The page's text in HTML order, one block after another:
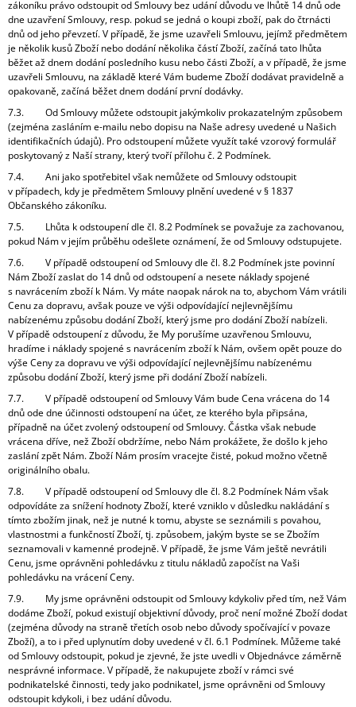
zákoníku právo odstoupit od Smlouvy bez udání důvodu ve lhůtě 14 dnů ode
dne uzavření Smlouvy, resp. pokud se jedná o koupi zboží, pak do čtrnácti
dnů od jeho převzetí. V případě, že jsme uzavřeli Smlouvu, jejímž předmětem
je několik kusů Zboží nebo dodání několika částí Zboží, začíná tato lhůta
běžet až dnem dodání posledního kusu nebo části Zboží, a v případě, že jsme
uzavřeli Smlouvu, na základě které Vám budeme Zboží dodávat pravidelně a
opakovaně, začíná běžet dnem dodání první dodávky.
7.3. Od Smlouvy můžete odstoupit jakýmkoliv prokazatelným způsobem
(zejména zasláním e-mailu nebo dopisu na Naše adresy uvedené u Našich
identifikačních údajů). Pro odstoupení můžete využít také vzorový formulář
poskytovaný z Naší strany, který tvoří přílohu č. 2 Podmínek.
7.4. Ani jako spotřebitel však nemůžete od Smlouvy odstoupit
v případech, kdy je předmětem Smlouvy plnění uvedené v § 1837
Občanského zákoníku.
7.5. Lhůta k odstoupení dle čl. 8.2 Podmínek se považuje za zachovanou,
pokud Nám v jejím průběhu odešlete oznámení, že od Smlouvy odstupujete.
7.6. V případě odstoupení od Smlouvy dle čl. 8.2 Podmínek jste povinní
Nám Zboží zaslat do 14 dnů od odstoupení a nesete náklady spojené
s navrácením zboží k Nám. Vy máte naopak nárok na to, abychom Vám vrátili
Cenu za dopravu, avšak pouze ve výši odpovídající nejlevnějšímu
nabízenému způsobu dodání Zboží, který jsme pro dodání Zboží nabízeli.
V případě odstoupení z důvodu, že My porušíme uzavřenou Smlouvu,
hradíme i náklady spojené s navrácením zboží k Nám, ovšem opět pouze do
výše Ceny za dopravu ve výši odpovídající nejlevnějšímu nabízenému
způsobu dodání Zboží, který jsme při dodání Zboží nabízeli.
7.7. V případě odstoupení od Smlouvy Vám bude Cena vrácena do 14
dnů ode dne účinnosti odstoupení na účet, ze kterého byla připsána,
případně na účet zvolený odstoupení od Smlouvy. Částka však nebude
vrácena dříve, než Zboží obdržíme, nebo Nám prokážete, že došlo k jeho
zaslání zpět Nám. Zboží Nám prosím vracejte čisté, pokud možno včetně
originálního obalu.
7.8. V případě odstoupení od Smlouvy dle čl. 8.2 Podmínek Nám však
odpovídáte za snížení hodnoty Zboží, které vzniklo v důsledku nakládání s
tímto zbožím jinak, než je nutné k tomu, abyste se seznámili s povahou,
vlastnostmi a funkčností Zboží, tj. způsobem, jakým byste se se Zbožím
seznamovali v kamenné prodejně. V případě, že jsme Vám ještě nevrátili
Cenu, jsme oprávněni pohledávku z titulu nákladů započíst na Vaši
pohledávku na vrácení Ceny.
7.9. My jsme oprávněni odstoupit od Smlouvy kdykoliv před tím, než Vám
dodáme Zboží, pokud existují objektivní důvody, proč není možné Zboží dodat
(zejména důvody na straně třetích osob nebo důvody spočívající v povaze
Zboží), a to i před uplynutím doby uvedené v čl. 6.1 Podmínek. Můžeme také
od Smlouvy odstoupit, pokud je zjevné, že jste uvedli v Objednávce záměrně
nesprávné informace. V případě, že nakupujete zboží v rámci své
podnikatelské činnosti, tedy jako podnikatel, jsme oprávněni od Smlouvy
odstoupit kdykoli, i bez udání důvodu.